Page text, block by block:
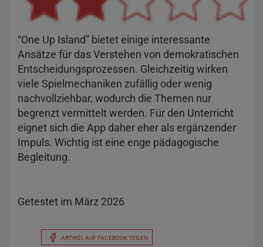
“One Up Island” bietet einige interessante
Ansätze für das Verstehen von demokratischen
Entscheidungsprozessen. Gleichzeitig wirken
viele Spielmechaniken zufällig oder wenig
nachvollziehbar, wodurch die Themen nur
begrenzt vermittelt werden. Für den Unterricht
eignet sich die App daher eher als ergänzender
Impuls. Wichtig ist eine enge pädagogische
Begleitung.
Getestet im März 2026
ARTIKEL AUF FACEBOOK TEILEN